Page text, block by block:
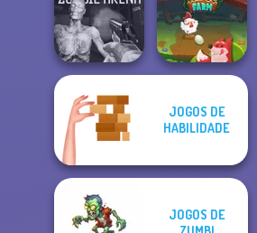
Noob vs Pro
Challenge
Stack
Monster Hell:
Zombie Arena
JOGOS DE
HABILIDADE
JOGOS DE